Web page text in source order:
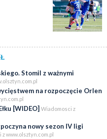
Stomil z ważnymi
na rozpoczęcie Orlen
[WIDEO] Wiadomosci z
nowy sezon IV ligi
www.olsztyn.com.pl